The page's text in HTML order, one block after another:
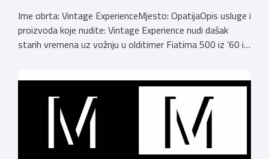
Ime obrta: Vintage ExperienceMjesto: OpatijaOpis usluge i
proizvoda koje nudite: Vintage Experience nudi dašak
starih vremena uz vožnju u olditimer Fiatima 500 iz ’60 i
provjerite sve na našem web-u
https://vintageexperience.eu/.Veselimo se vidjeti vas.
vintageopatija@gmail.comBroj telefona: […]